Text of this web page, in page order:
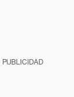
PUBLICIDAD